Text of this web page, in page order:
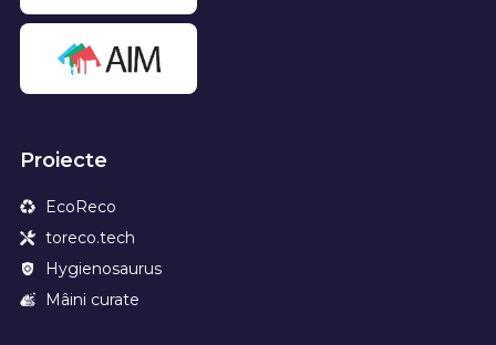
Proiecte
EcoReco
toreco.tech
Hygienosaurus
Mâini curate